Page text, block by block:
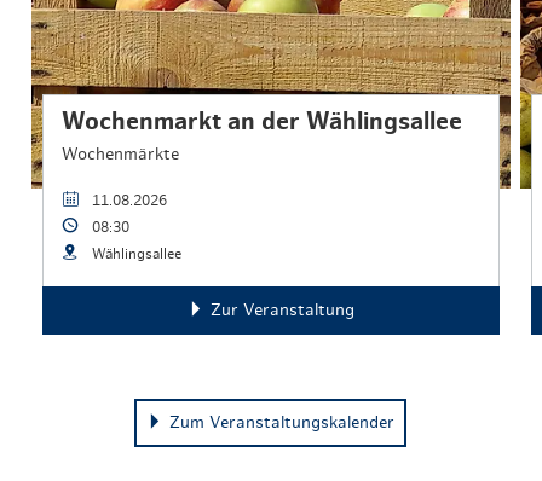
Wochenmarkt an der Wählingsallee
Wochenmärkte
11.08.2026
08:30
Wählingsallee
Zur Veranstaltung
Zum Veranstaltungskalender